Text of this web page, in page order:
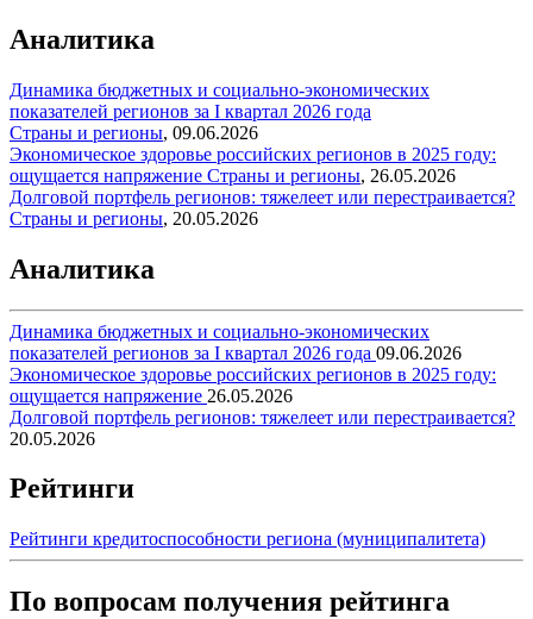
Аналитика
Динамика бюджетных и социально-экономических
показателей регионов за I квартал 2026 года
Страны и регионы, 09.06.2026
Экономическое здоровье российских регионов в 2025 году:
ощущается напряжение Страны и регионы, 26.05.2026
Долговой портфель регионов: тяжелеет или перестраивается?
Страны и регионы, 20.05.2026
Аналитика
Динамика бюджетных и социально-экономических
показателей регионов за I квартал 2026 года 09.06.2026
Экономическое здоровье российских регионов в 2025 году:
ощущается напряжение 26.05.2026
Долговой портфель регионов: тяжелеет или перестраивается?
20.05.2026
Рейтинги
Рейтинги кредитоспособности региона (муниципалитета)
По вопросам получения рейтинга